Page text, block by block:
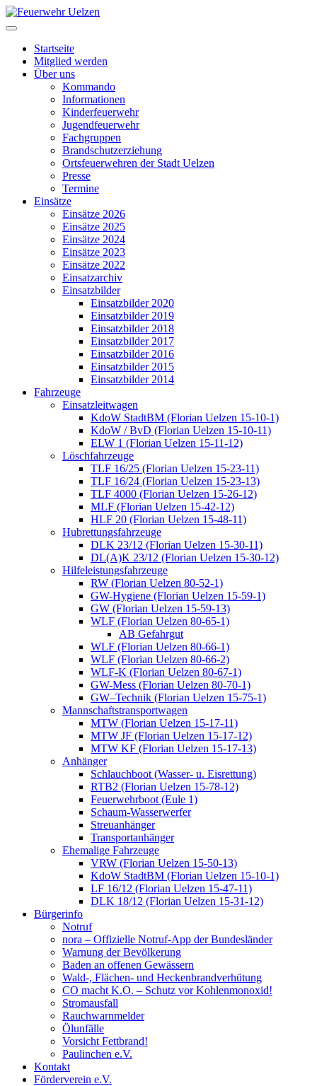
Startseite
Mitglied werden
Über uns
Kommando
Informationen
Kinderfeuerwehr
Jugendfeuerwehr
Fachgruppen
Brandschutzerziehung
Ortsfeuerwehren der Stadt Uelzen
Presse
Termine
Einsätze
Einsätze 2026
Einsätze 2025
Einsätze 2024
Einsätze 2023
Einsätze 2022
Einsatzarchiv
Einsatzbilder
Einsatzbilder 2020
Einsatzbilder 2019
Einsatzbilder 2018
Einsatzbilder 2017
Einsatzbilder 2016
Einsatzbilder 2015
Einsatzbilder 2014
Fahrzeuge
Einsatzleitwagen
KdoW StadtBM (Florian Uelzen 15-10-1)
KdoW / BvD (Florian Uelzen 15-10-11)
ELW 1 (Florian Uelzen 15-11-12)
Löschfahrzeuge
TLF 16/25 (Florian Uelzen 15-23-11)
TLF 16/24 (Florian Uelzen 15-23-13)
TLF 4000 (Florian Uelzen 15-26-12)
MLF (Florian Uelzen 15-42-12)
HLF 20 (Florian Uelzen 15-48-11)
Hubrettungsfahrzeuge
DLK 23/12 (Florian Uelzen 15-30-11)
DL(A)K 23/12 (Florian Uelzen 15-30-12)
Hilfeleistungsfahrzeuge
RW (Florian Uelzen 80-52-1)
GW-Hygiene (Florian Uelzen 15-59-1)
GW (Florian Uelzen 15-59-13)
WLF (Florian Uelzen 80-65-1)
AB Gefahrgut
WLF (Florian Uelzen 80-66-1)
WLF (Florian Uelzen 80-66-2)
WLF-K (Florian Uelzen 80-67-1)
GW-Mess (Florian Uelzen 80-70-1)
GW–Technik (Florian Uelzen 15-75-1)
Mannschaftstransportwagen
MTW (Florian Uelzen 15-17-11)
MTW JF (Florian Uelzen 15-17-12)
MTW KF (Florian Uelzen 15-17-13)
Anhänger
Schlauchboot (Wasser- u. Eisrettung)
RTB2 (Florian Uelzen 15-78-12)
Feuerwehrboot (Eule 1)
Schaum-Wasserwerfer
Streuanhänger
Transportanhänger
Ehemalige Fahrzeuge
VRW (Florian Uelzen 15-50-13)
KdoW StadtBM (Florian Uelzen 15-10-1)
LF 16/12 (Florian Uelzen 15-47-11)
DLK 18/12 (Florian Uelzen 15-31-12)
Bürgerinfo
Notruf
nora – Offizielle Notruf-App der Bundesländer
Warnung der Bevölkerung
Baden an offenen Gewässern
Wald-, Flächen- und Heckenbrandverhütung
CO macht K.O. – Schutz vor Kohlenmonoxid!
Stromausfall
Rauchwarnmelder
Ölunfälle
Vorsicht Fettbrand!
Paulinchen e.V.
Kontakt
Förderverein e.V.